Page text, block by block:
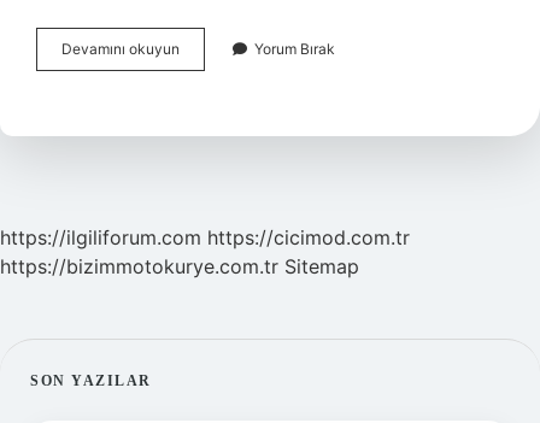
Devamını okuyun Başkomutanlık
Yetkisi
Sonra
Yorum Bırak
https://ilgiliforum.com https://cicimod.com.tr
https://bizimmotokurye.com.tr Sitemap
SIDEBAR
SON YAZILAR